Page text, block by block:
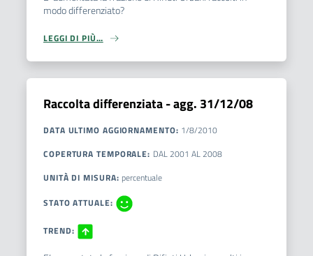
modo differenziato?
LEGGI DI PIÙ…
Raccolta differenziata - agg. 31/12/08
DATA ULTIMO AGGIORNAMENTO: 1/8/2010
COPERTURA TEMPORALE: DAL 2001 AL 2008
UNITÀ DI MISURA: percentuale
STATO ATTUALE:
TREND: